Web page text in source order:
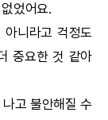
었어요.
니라고 걱정도
중요한 것 같아
고 불안해질 수